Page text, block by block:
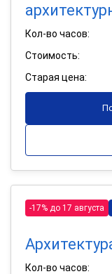
Кол-во часов:
Стоимость:
Старая цена:
-17% до 17 августа
Кол-во часов: